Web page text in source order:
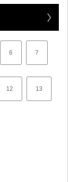
6 7
12 13